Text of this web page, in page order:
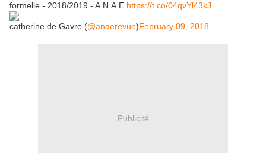
formelle - 2018/2019 - A.N.A.E https://t.co/04qvYl43kJ
catherine de Gavre (@anaerevue)February 09, 2018
Publicité